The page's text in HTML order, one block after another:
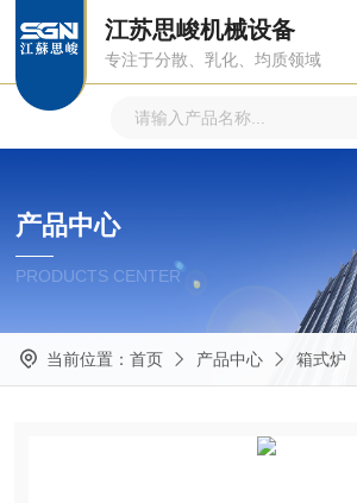
江苏思峻机械设备
专注于分散、乳化、均质领域
产品中心
PRODUCTS CENTER
当前位置： 首页 产品中心 箱式炉